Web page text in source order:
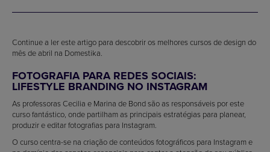
Continue a ler este artigo para descobrir os melhores cursos de design do
mês de abril na Domestika.
FOTOGRAFIA PARA REDES SOCIAIS:
LIFESTYLE BRANDING NO INSTAGRAM
As professoras Cecilia e Marina de Bond são as responsáveis por este
curso fantástico, onde partilham as principais estratégias para planear,
produzir e editar fotografias para Instagram.
O curso centra-se na criação de conteúdos fotográficos para Instagram e